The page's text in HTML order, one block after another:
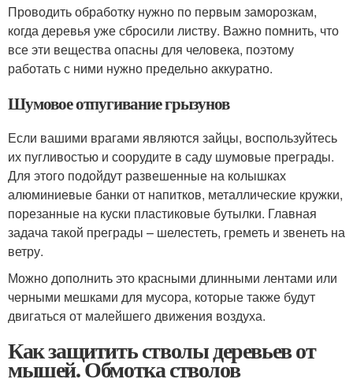
Проводить обработку нужно по первым заморозкам,
когда деревья уже сбросили листву. Важно помнить, что
все эти вещества опасны для человека, поэтому
работать с ними нужно предельно аккуратно.
Шумовое отпугивание грызунов
Если вашими врагами являются зайцы, воспользуйтесь
их пугливостью и соорудите в саду шумовые преграды.
Для этого подойдут развешенные на колышках
алюминиевые банки от напитков, металлические кружки,
порезанные на куски пластиковые бутылки. Главная
задача такой преграды – шелестеть, греметь и звенеть на
ветру.
Можно дополнить это красными длинными лентами или
черными мешками для мусора, которые также будут
двигаться от малейшего движения воздуха.
Как защитить стволы деревьев от
мышей. Обмотка стволов